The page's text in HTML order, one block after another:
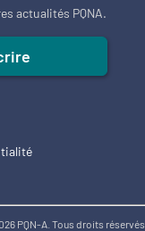
actualités PQNA.
PQN-A. Tous droits réservés.